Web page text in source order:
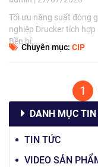
Tối ưu năng suất đóng
nghiệp Drucker tích
Bền bỉ,...
Chuyên mục: CIP
1
DANH MỤC TIN
TIN TỨC
VIDEO SẢN